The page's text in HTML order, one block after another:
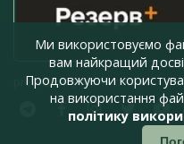
press@armyinform.com.ua
Ми використовуємо
вам найкращий
Продовжуючи
на використання
політику